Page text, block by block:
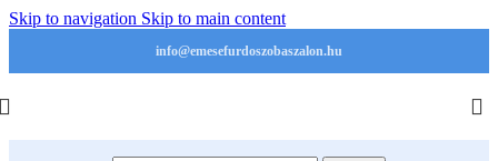
Skip to navigation Skip to main content
info@emesefurdoszobaszalon.hu